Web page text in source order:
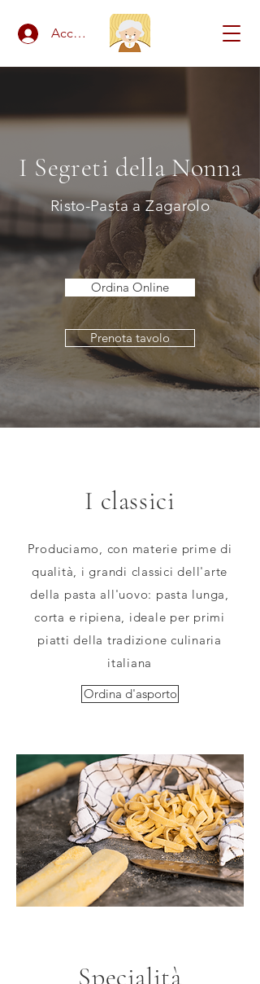
Accedi
I Segreti della Nonna
Risto-Pasta a Zagarolo
Ordina Online
Prenota tavolo
I classici
Produciamo, con materie prime di
qualità, i grandi classici dell'arte
della pasta all'uovo: pasta lunga,
corta e ripiena, ideale per primi
piatti della tradizione culinaria
italiana
Ordina d'asporto
Specialità